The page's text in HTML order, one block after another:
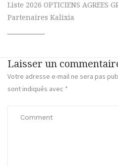
Liste 2026 OPTICIENS AGREES
Partenaires Kalixia
Laisser un
Votre adresse e-mail ne sera pas
sont indiqués avec *